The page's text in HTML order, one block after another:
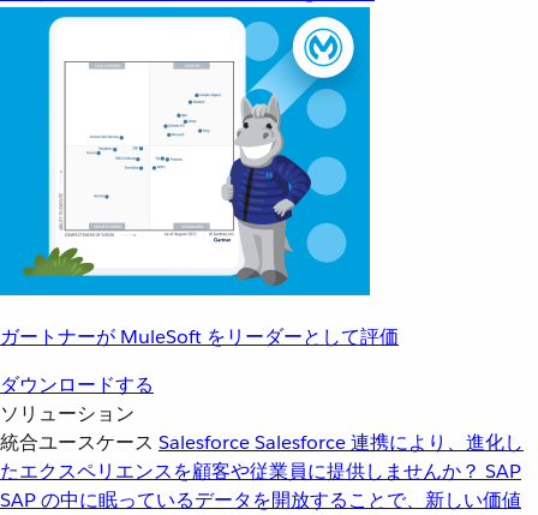
ガートナーが MuleSoft をリーダーとして評価
ダウンロードする
ソリューション
統合ユースケース SalesforceSalesforce 連携により、進化し
たエクスペリエンスを顧客や従業員に提供しませんか？ SAP
SAP の中に眠っているデータを開放することで、新しい価値